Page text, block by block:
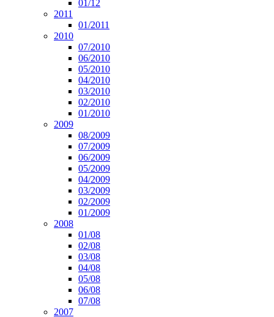
01/12
2011
01/2011
2010
07/2010
06/2010
05/2010
04/2010
03/2010
02/2010
01/2010
2009
08/2009
07/2009
06/2009
05/2009
04/2009
03/2009
02/2009
01/2009
2008
01/08
02/08
03/08
04/08
05/08
06/08
07/08
2007